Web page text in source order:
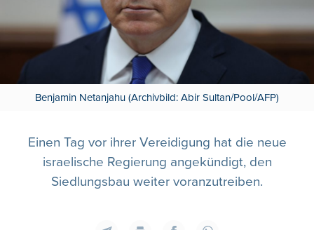
Benjamin Netanjahu (Archivbild: Abir Sultan/Pool/AFP)
Einen Tag vor ihrer Vereidigung hat die neue
israelische Regierung angekündigt, den
Siedlungsbau weiter voranzutreiben.